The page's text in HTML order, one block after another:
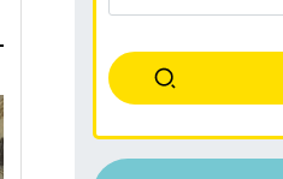
VENANSAULT
Vente Maison - 170 m²